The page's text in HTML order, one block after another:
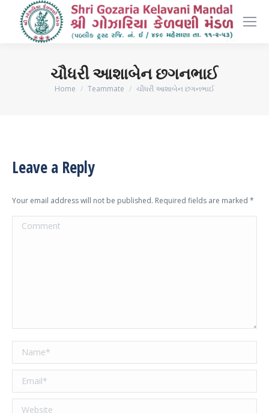
ચૌધરી આશાબેન છગનભાઈ
You are here:
Home Teammate ચૌધરી આશાબેન છગનભાઈ
Leave a Reply
Your email address will not be published. Required fields are marked *
Comment
Name *
Email *
Website